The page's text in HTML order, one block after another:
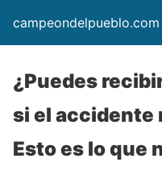
campeondelpueblo.com
¿Puedes
si el accidente
Esto es lo que